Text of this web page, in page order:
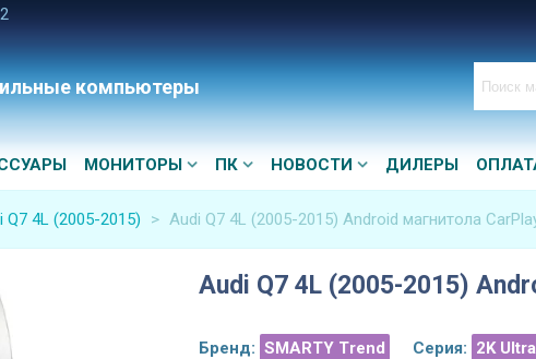
компьютеры
МОНИТОРЫ ПК НОВОСТИ ДИЛЕРЫ
Q7 4L (2005-2015) > Audi Q7 4L (2005-2015) Android магнитола
Audi Q7 4L (2005-2015)
Бренд: SMARTY Trend Серия: 2K